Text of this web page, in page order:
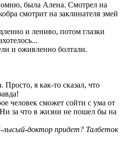
была Алена. Смотрел на
смотрит на заклинателя змей
и лениво, потом глазки
и и оживленно болтали.
я как-то сказал, что
человек сможет сойти с ума от
за что в жизни не пошел бы на
лысый-доктор придет? Талбеток